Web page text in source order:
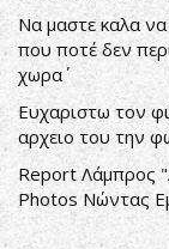
Να μαστε καλα
που ποτέ δεν
χωρα΄
Eυχαριστω τον
αρχειο του την
Report Λάμπρος
Photos Νώντας